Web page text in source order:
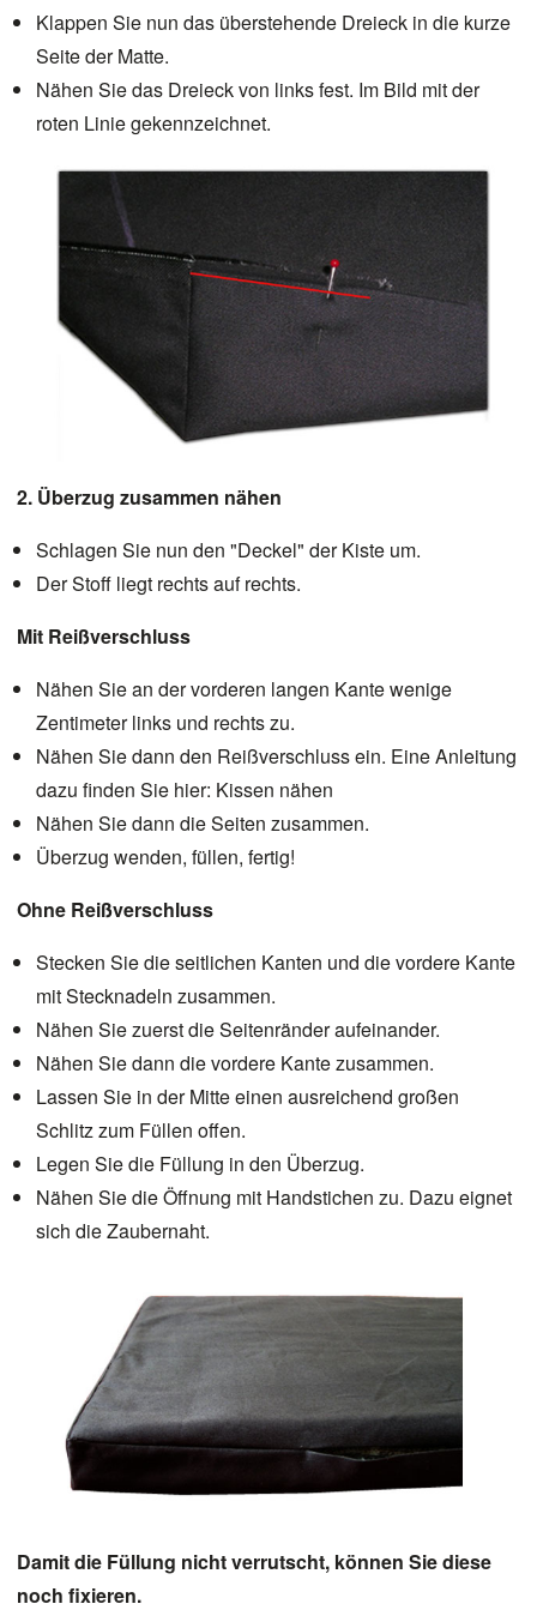
Klappen Sie nun das überstehende Dreieck in die kurze
Seite der Matte.
Nähen Sie das Dreieck von links fest. Im Bild mit der
roten Linie gekennzeichnet.
2. Überzug zusammen nähen
Schlagen Sie nun den "Deckel" der Kiste um.
Der Stoff liegt rechts auf rechts.
Mit Reißverschluss
Nähen Sie an der vorderen langen Kante wenige
Zentimeter links und rechts zu.
Nähen Sie dann den Reißverschluss ein. Eine Anleitung
dazu finden Sie hier: Kissen nähen
Nähen Sie dann die Seiten zusammen.
Überzug wenden, füllen, fertig!
Ohne Reißverschluss
Stecken Sie die seitlichen Kanten und die vordere Kante
mit Stecknadeln zusammen.
Nähen Sie zuerst die Seitenränder aufeinander.
Nähen Sie dann die vordere Kante zusammen.
Lassen Sie in der Mitte einen ausreichend großen
Schlitz zum Füllen offen.
Legen Sie die Füllung in den Überzug.
Nähen Sie die Öffnung mit Handstichen zu. Dazu eignet
sich dieZaubernaht.
Damit die Füllung nicht verrutscht, können Sie diese
noch fixieren.